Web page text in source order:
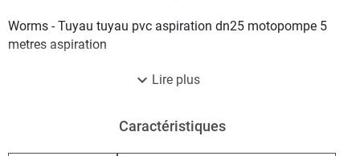
Worms - Tuyau tuyau pvc aspiration dn25 motopompe 5
metres aspiration
expand_more Lire plus
Caractéristiques